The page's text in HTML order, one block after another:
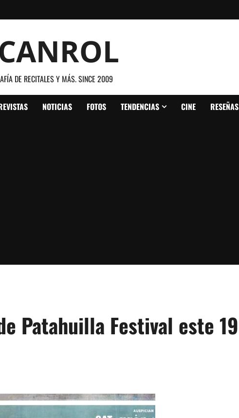
DE RECITALES Y MÁS. SINCE 2009
NOTICIAS FOTOS TENDENCIAS CINE RESEÑAS
Patahuilla Festival este 19